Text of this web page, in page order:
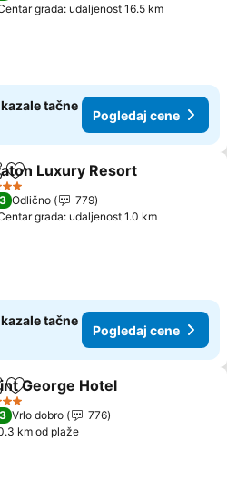
grada: udaljenost 16.5 km
tačne
Pogledaj cene
Dodati u favorite
Luxury Resort
Odlično
779
grada: udaljenost 1.0 km
tačne
Pogledaj cene
Dodati u favorite
George Hotel
Vrlo dobro
776
km od plaže